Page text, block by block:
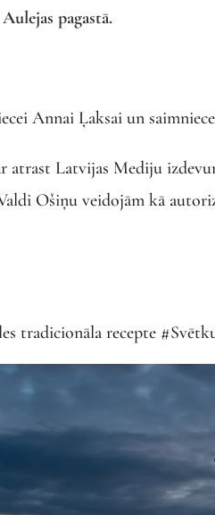
pagastā.
Annai Ļaksai un
atrast Latvijas Mediju
Ošiņu veidojām kā
tradicionāla recepte